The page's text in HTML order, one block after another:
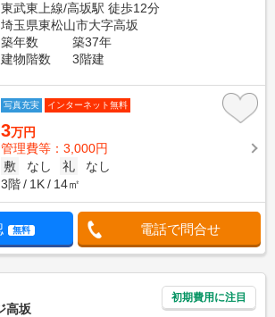
東武東上線/高坂駅 徒歩12分
埼玉県東松山市大字高坂
築年数
築37年
建物階数
3階建
写真充実 インターネット無料
3万円
管理費等：3,000円
敷
なし 礼
なし
3階
1K 14㎡
無料 電話で問合せ
高坂
初期費用に注目